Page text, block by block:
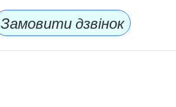
Замовити дзвінок